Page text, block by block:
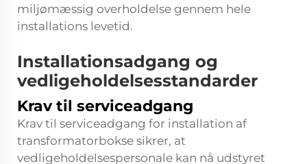
miljømæssig overholdelse gennem hele
installations levetid.
Installationsadgang og
vedligeholdelsesstandarder
Krav til serviceadgang
Krav til serviceadgang for installation af
transformatorbokse sikrer, at
vedligeholdelsespersonale kan nå udstyret